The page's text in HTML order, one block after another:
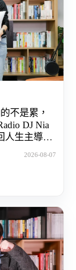
不是累，
DJ Nia
人生主導權
2026-08-07